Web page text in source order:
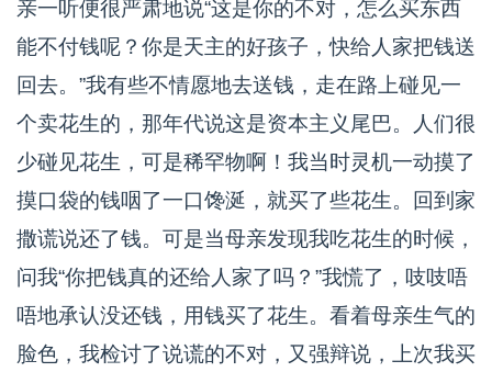
亲一听便很严肃地说“这是你的不对，怎么买东西
能不付钱呢？你是天主的好孩子，快给人家把钱送
回去。”我有些不情愿地去送钱，走在路上碰见一
个卖花生的，那年代说这是资本主义尾巴。人们很
少碰见花生，可是稀罕物啊！我当时灵机一动摸了
摸口袋的钱咽了一口馋涎，就买了些花生。回到家
撒谎说还了钱。可是当母亲发现我吃花生的时候，
问我“你把钱真的还给人家了吗？”我慌了，吱吱唔
唔地承认没还钱，用钱买了花生。看着母亲生气的
脸色，我检讨了说谎的不对，又强辩说，上次我买